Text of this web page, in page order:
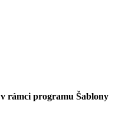
rámci programu Šablony